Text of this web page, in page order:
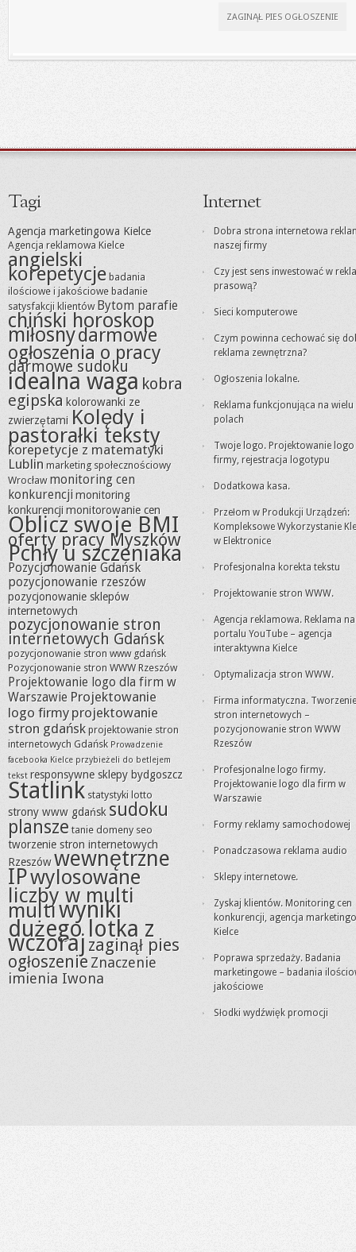
ZAGINĄŁ PIES OGŁOSZENIE
Tagi
Agencja marketingowa Kielce
Agencja reklamowa Kielce
angielski
korepetycje badania
ilościowe i jakościowe badanie
satysfakcji klientów Bytom parafie
chiński horoskop
miłosnydarmowe
ogłoszenia o pracy
darmowe sudoku
idealna waga kobra
egipska kolorowanki ze
zwierzętami Kolędy i
pastorałki teksty
korepetycje z matematyki
Lublin marketing społecznościowy
Wrocław monitoring cen
konkurencjimonitoring
konkurencjimonitorowanie cen
Oblicz swoje BMI
oferty pracy Myszków
Pchły u szczeniaka
Pozycjonowanie Gdańsk
pozycjonowanie rzeszów
pozycjonowanie sklepów
internetowych
pozycjonowanie stron
internetowych Gdańsk
pozycjonowanie stron www gdańsk
Pozycjonowanie stron WWW Rzeszów
Projektowanie logo dla firm w
Warszawie Projektowanie
logo firmy projektowanie
stron gdańsk projektowanie stron
internetowych Gdańsk Prowadzenie
facebooka Kielce przybieżeli do betlejem
tekst responsywne sklepy bydgoszcz
Statlink statystyki lotto
strony www gdańsk sudoku
plansze tanie domeny seo
tworzenie stron internetowych
Rzeszówwewnętrzne
IPwylosowane
liczby w multi
multiwyniki
dużego lotka z
wczoraj zaginął pies
ogłoszenieZnaczenie
imienia Iwona
Internet
Dobra strona internetowa
naszej firmy
Czy jest sens inwestować w
prasową?
Sieci komputerowe
Czym powinna cechować się
reklama zewnętrzna?
Ogłoszenia lokalne.
Reklama funkcjonująca na wielu
polach
Twoje logo. Projektowanie logo
firmy, rejestracja logotypu
Dodatkowa kasa.
Przełom w Produkcji Urządzeń:
Kompleksowe Wykorzystanie
w Elektronice
Profesjonalna korekta tekstu
Projektowanie stron WWW.
Agencja reklamowa. Reklama na
portalu YouTube – agencja
interaktywna Kielce
Optymalizacja stron WWW.
Firma informatyczna. Tworzenie
stron internetowych –
pozycjonowanie stron WWW
Rzeszów
Profesjonalne logo firmy.
Projektowanie logo dla firm w
Warszawie
Formy reklamy samochodowej
Ponadczasowa reklama audio
Sklepy internetowe.
Zyskaj klientów. Monitoring cen
konkurencji, agencja
Kielce
Poprawa sprzedaży. Badania
marketingowe – badania
jakościowe
Słodki wydźwięk promocji